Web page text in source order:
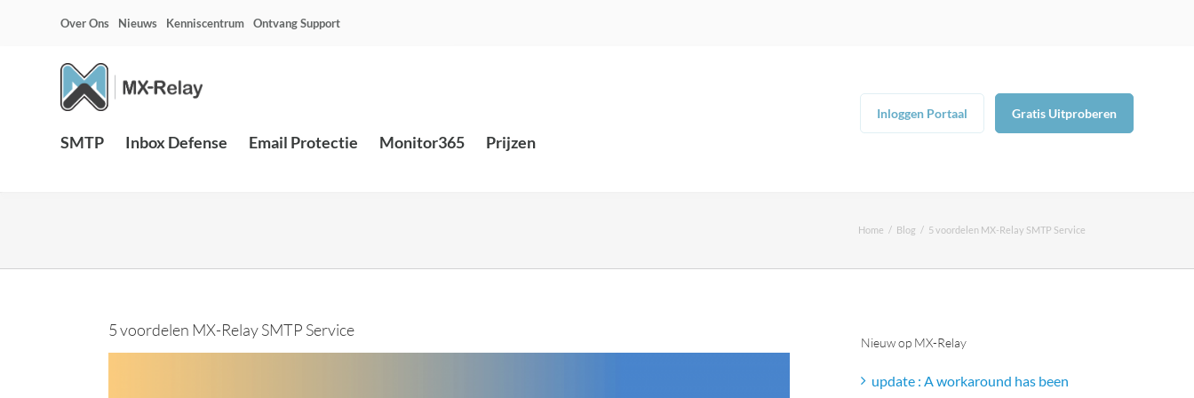
Over Ons Nieuws Kenniscentrum Ontvang Support
SMTP Inbox Defense Email Protectie Monitor365 Prijzen
Inloggen Portaal Gratis Uitproberen
Home Blog 5 voordelen MX-Relay SMTP Service
5 voordelen MX-Relay SMTP Service
Nieuw op MX-Relay
update : A workaround has been